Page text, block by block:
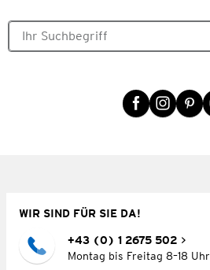
WIR SIND FÜR SIE DA!
+43 (0) 1 2675 502
Montag bis Freitag 8–18 Uhr